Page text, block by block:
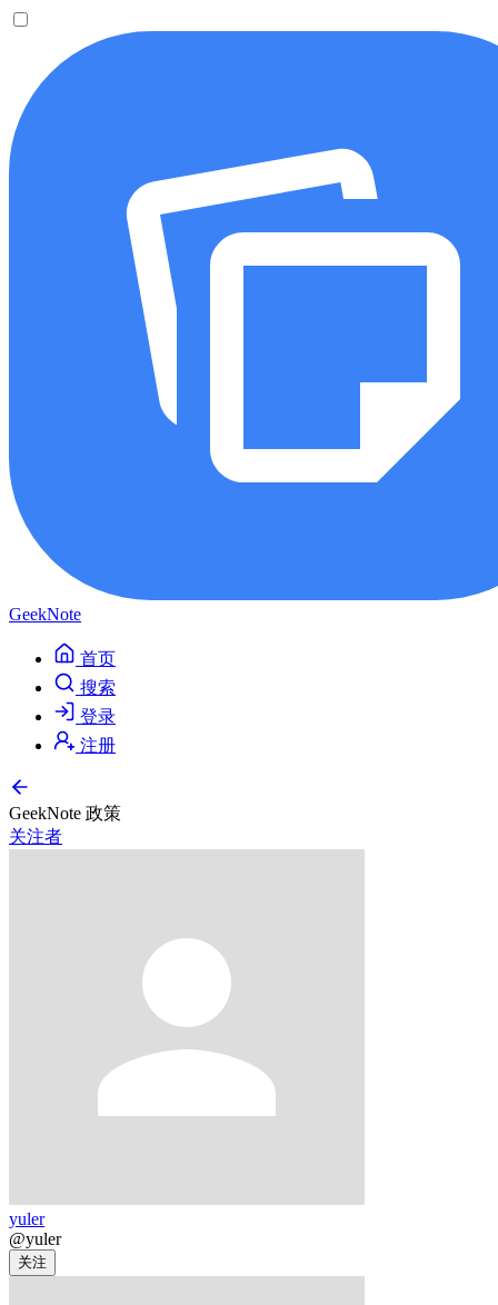
GeekNote
首页
搜索
登录
注册
GeekNote 政策
关注者
yuler
@yuler
关注